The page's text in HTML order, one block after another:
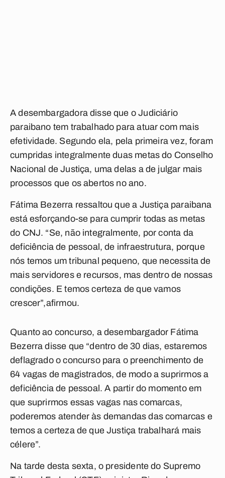
A desembargadora disse que o Judiciário
paraibano tem trabalhado para atuar com mais
efetividade. Segundo ela, pela primeira vez, foram
cumpridas integralmente duas metas do Conselho
Nacional de Justiça, uma delas a de julgar mais
processos que os abertos no ano.
Fátima Bezerra ressaltou que a Justiça paraibana
está esforçando-se para cumprir todas as metas
do CNJ. “Se, não integralmente, por conta da
deficiência de pessoal, de infraestrutura, porque
nós temos um tribunal pequeno, que necessita de
mais servidores e recursos, mas dentro de nossas
condições. E temos certeza de que vamos
crescer”,afirmou.
Quanto ao concurso, a desembargador Fátima
Bezerra disse que “dentro de 30 dias, estaremos
deflagrado o concurso para o preenchimento de
64 vagas de magistrados, de modo a suprirmos a
deficiência de pessoal. A partir do momento em
que suprirmos essas vagas nas comarcas,
poderemos atender às demandas das comarcas e
temos a certeza de que Justiça trabalhará mais
célere”.
Na tarde desta sexta, o presidente do Supremo